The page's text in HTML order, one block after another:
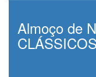
Almoço de